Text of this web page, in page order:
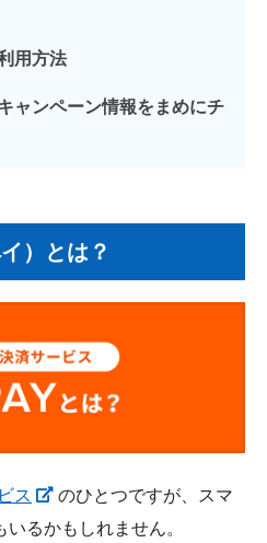
用方法
ャンペーン情報をまめにチ
）とは？
ス
のひとつですが、スマ
るかもしれません。